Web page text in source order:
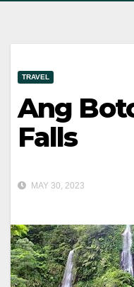
TRAVEL
Ang
Falls
MAY 30, 2023